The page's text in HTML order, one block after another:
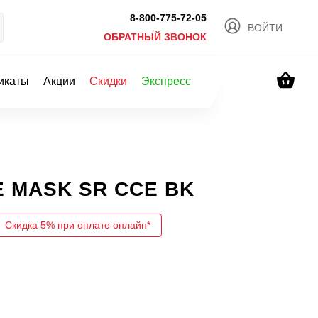
8-800-775-72-05
ОБРАТНЫЙ ЗВОНОК
ВОЙТИ
Акции Скидки Экспресс
MASK SR CCE BK
Скидка 5% при оплате онлайн*